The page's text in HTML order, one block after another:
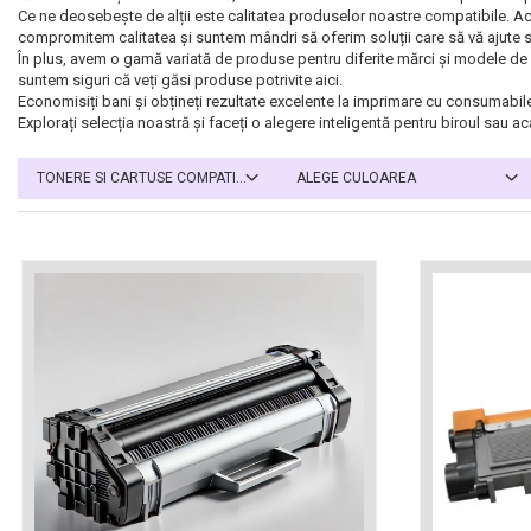
ajutorul unui printer 3D
Dezvoltarea pieții de
imprimante 3D folosite în
industria stomatologică
Evaluarea strategiei de
piață a imprimantelor 3D
Fericirea – starea care nu
poate fi amânată
imprimanta?
Reciclarea hârtiei – mituri
și adevăruri. Unde se
reciclează hârtia în
România?
Fotografi care ne
demonstrează că nu avem
nevoie de echipament
scump pentru a face
fotografii bune
Care tip de imprimantă e
mai bun: imprimantele cu
Ce ne deosebește de alții este calitatea produselor noastre compatibile.
compromitem calitatea și suntem mândri să oferim soluții care să vă ajute
În plus, avem o gamă variată de produse pentru diferite mărci și modele
suntem siguri că veți găsi produse potrivite aici.
Economisiți bani și obțineți rezultate excelente la imprimare cu
Explorați selecția noastră și faceți o alegere inteligentă pentru biroul sau
TONERE SI CARTUSE COMPATIBILE ALEGE CULOAREA